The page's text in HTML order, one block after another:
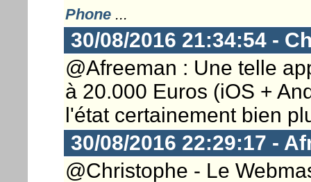
Phone...
30/08/2016 21:34:54 -
@Afreeman : Une telle
à 20.000 Euros (iOS +
l'état certainement bien
30/08/2016 22:29:17 -
@Christophe - Le